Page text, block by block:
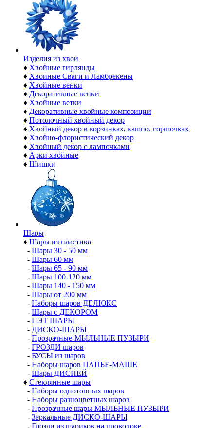
Изделия из хвои
♦ Хвойные гирлянды
♦ Хвойные Сваги и Ламбрекены
♦ Хвойные венки
♦ Декоративные венки
♦ Хвойные ветки
♦ Декоративные хвойные композиции
♦ Потолочный хвойный декор
♦ Хвойный декор в корзинках, кашпо, горшочках
♦ Хвойно-флористический декор
♦ Хвойный декор с лампочками
♦ Арки хвойные
♦ Шишки
Шары
♦ Шары из пластика
- Шары 30 - 50 мм
- Шары 60 мм
- Шары 65 - 90 мм
- Шары 100-120 мм
- Шары 140 - 150 мм
- Шары от 200 мм
- Наборы шаров ДЕЛЮКС
- Шары с ДЕКОРОМ
- ПЭТ ШАРЫ
- ДИСКО-ШАРЫ
- Прозрачные-МЫЛЬНЫЕ ПУЗЫРИ
- ГРОЗДИ шаров
- БУСЫ из шаров
- Наборы шаров ПАПЬЕ-МАШЕ
- Шары ДИСНЕЙ
♦ Стеклянные шары
- Наборы однотонных шаров
- Наборы разноцветных шаров
- Прозрачные шары МЫЛЬНЫЕ ПУЗЫРИ
- Зеркальные ДИСКО-ШАРЫ
- Грозди из шариков на проволоке